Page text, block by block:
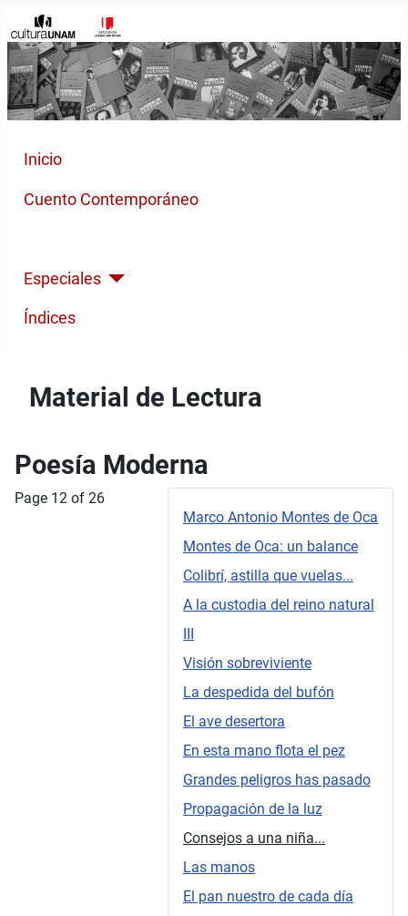
Inicio
Cuento Contemporáneo
Especiales
Índices
Material de Lectura
Poesía Moderna
Marco Antonio Montes de Oca
Montes de Oca: un balance
Colibrí, astilla que vuelas...
A la custodia del reino natural
Visión sobreviviente
La despedida del bufón
El ave desertora
En esta mano flota el pez
Grandes peligros has pasado
Propagación de la luz
Consejos a una niña...
Las manos
El pan nuestro de cada día
Page 12 of 26